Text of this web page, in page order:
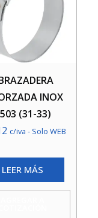
INOX
(31-33)
c/iva - Solo WEB
LEER MÁS